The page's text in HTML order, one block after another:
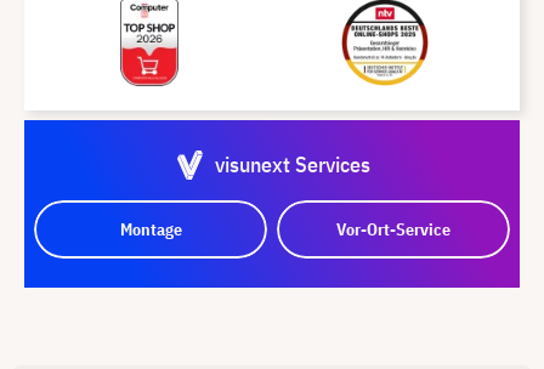
visunext Services
Montage Vor-Ort-Service